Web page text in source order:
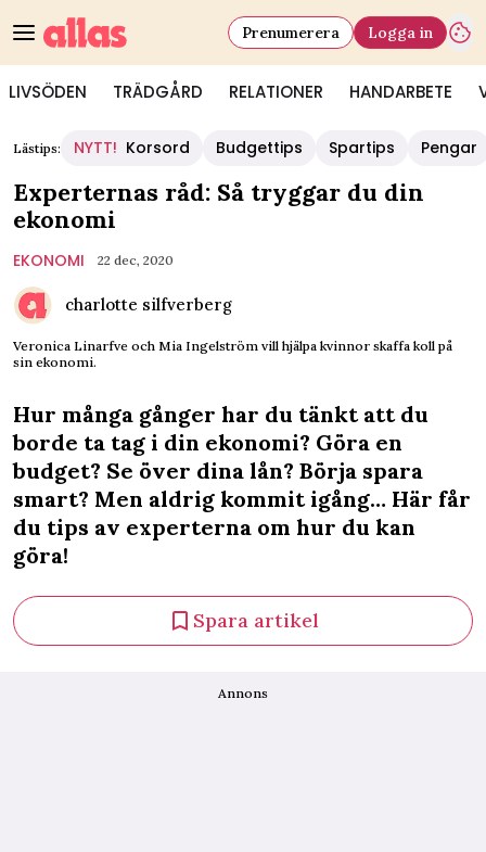
LIVSÖDEN TRÄDGÅRD RELATIONER HANDARBETE
Prenumerera Logga in
Lästips: NYTT! Korsord Budgettips Spartips Pengar
Experternas råd: Så tryggar du din
ekonomi
EKONOMI 22 dec, 2020
charlotte silfverberg
Veronica Linarfve och Mia Ingelström vill hjälpa kvinnor skaffa koll på
sin ekonomi.
Hur många gånger har du tänkt att du
borde ta tag i din ekonomi? Göra en
budget? Se över dina lån? Börja spara
smart? Men aldrig kommit igång… Här får
du tips av experterna om hur du kan
göra!
Spara artikel
Annons